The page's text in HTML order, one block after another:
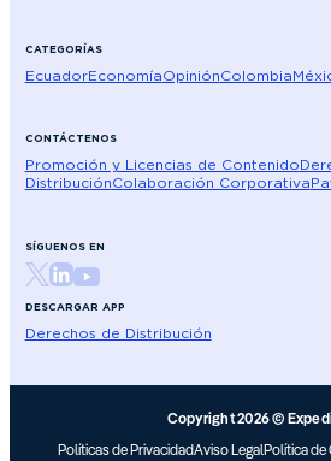
CATEGORÍAS
EcuadorEconomíaOpiniónColombia
CONTÁCTENOS
Promoción y Licencias de Contenido
DistribuciónColaboración Corporativa
SÍGUENOS EN
DESCARGAR APP
Derechos de Distribución
Copyright 2026 ©
Políticas de PrivacidadAviso LegalPolítica de